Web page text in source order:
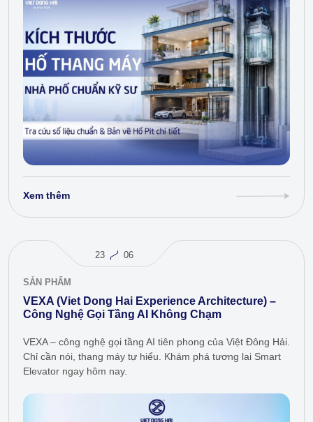
Xem thêm
23 06
SẢN PHẨM
VEXA (Viet Dong Hai Experience Architecture) –
Công Nghệ Gọi Tầng AI Không Chạm
VEXA – công nghệ gọi tầng AI tiên phong của Việt Đông Hải.
Chỉ cần nói, thang máy tự hiểu. Khám phá tương lai Smart
Elevator ngay hôm nay.